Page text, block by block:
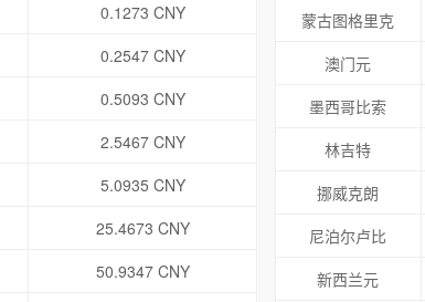
0.1273 CNY
0.2547 CNY
0.5093 CNY
2.5467 CNY
5.0935 CNY
25.4673 CNY
50.9347 CNY
蒙古图格里克
澳门元
墨西哥比索
林吉特
挪威克朗
尼泊尔卢比
新西兰元